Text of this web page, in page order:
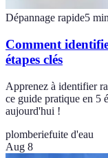
Dépannage rapide5 min
Comment
étapes clés
Apprenez à identifier
ce guide pratique en 5
aujourd'hui !
plomberiefuite d'eau
Aug 8